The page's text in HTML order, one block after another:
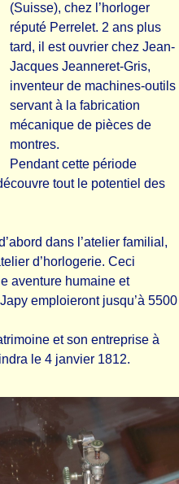
(Suisse), chez l’horloger
réputé Perrelet. 2 ans plus
tard, il est ouvrier chez Jean-
Jacques Jeanneret-Gris,
inventeur de machines-outils
servant à la fabrication
mécanique de pièces de
montres.
Pendant cette période
tout le potentiel des
dans l’atelier familial,
d’horlogerie. Ceci
aventure humaine et
emploieront jusqu’à 5500
et son entreprise à
le 4 janvier 1812.